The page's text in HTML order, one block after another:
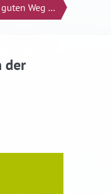
Weg ...
der